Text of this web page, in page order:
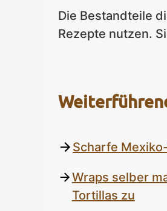
Die Bestandteile
Rezepte nutzen.
Scharfe
Wraps selber
Tortillas zu